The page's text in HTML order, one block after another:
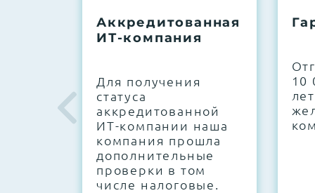
Next Business Day (NBD)
Аккредитованная
ИТ-компания
Для получения
статуса
аккредитованной
ИТ-компании наша
компания прошла
дополнительные
проверки в том
числе налоговые.
10